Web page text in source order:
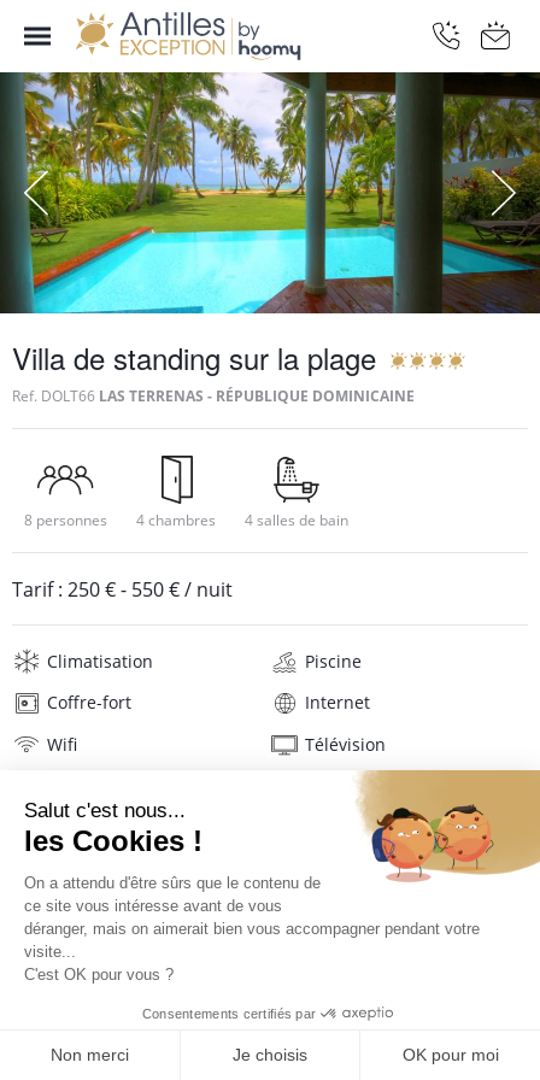
Villa de standing sur la plage
Ref. DOLT66 LAS TERRENAS - RÉPUBLIQUE DOMINICAINE
8 personnes 4 chambres 4 salles de bain
Tarif : 250 €- 550 €/ nuit
Climatisation
Piscine
Coffre-fort
Internet
Wifi
Télévision
Lave-linge
Mat. de repassage
Sèche-cheveux
TARIFS ET RÉSERVATION
Description